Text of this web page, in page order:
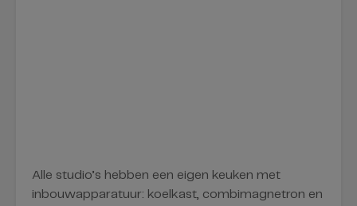
Alle studio’s hebben een eigen keuken met
inbouwapparatuur: koelkast, combimagnetron en